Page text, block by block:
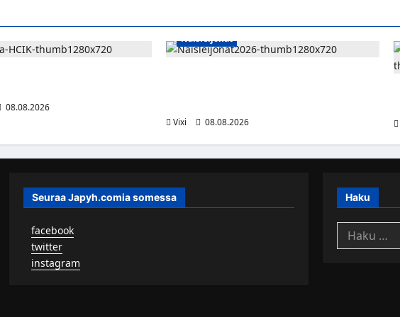
08.08.2026
Naisleijonat
Vixi
08.08.2026
Seuraa Japyh.comia somessa
▹facebook
▹twitter
instagram
Haku
Haku: